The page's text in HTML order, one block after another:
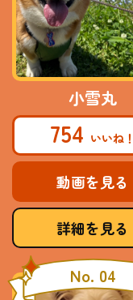
小雪丸
754
動画を見る
詳細を見る
No. 04